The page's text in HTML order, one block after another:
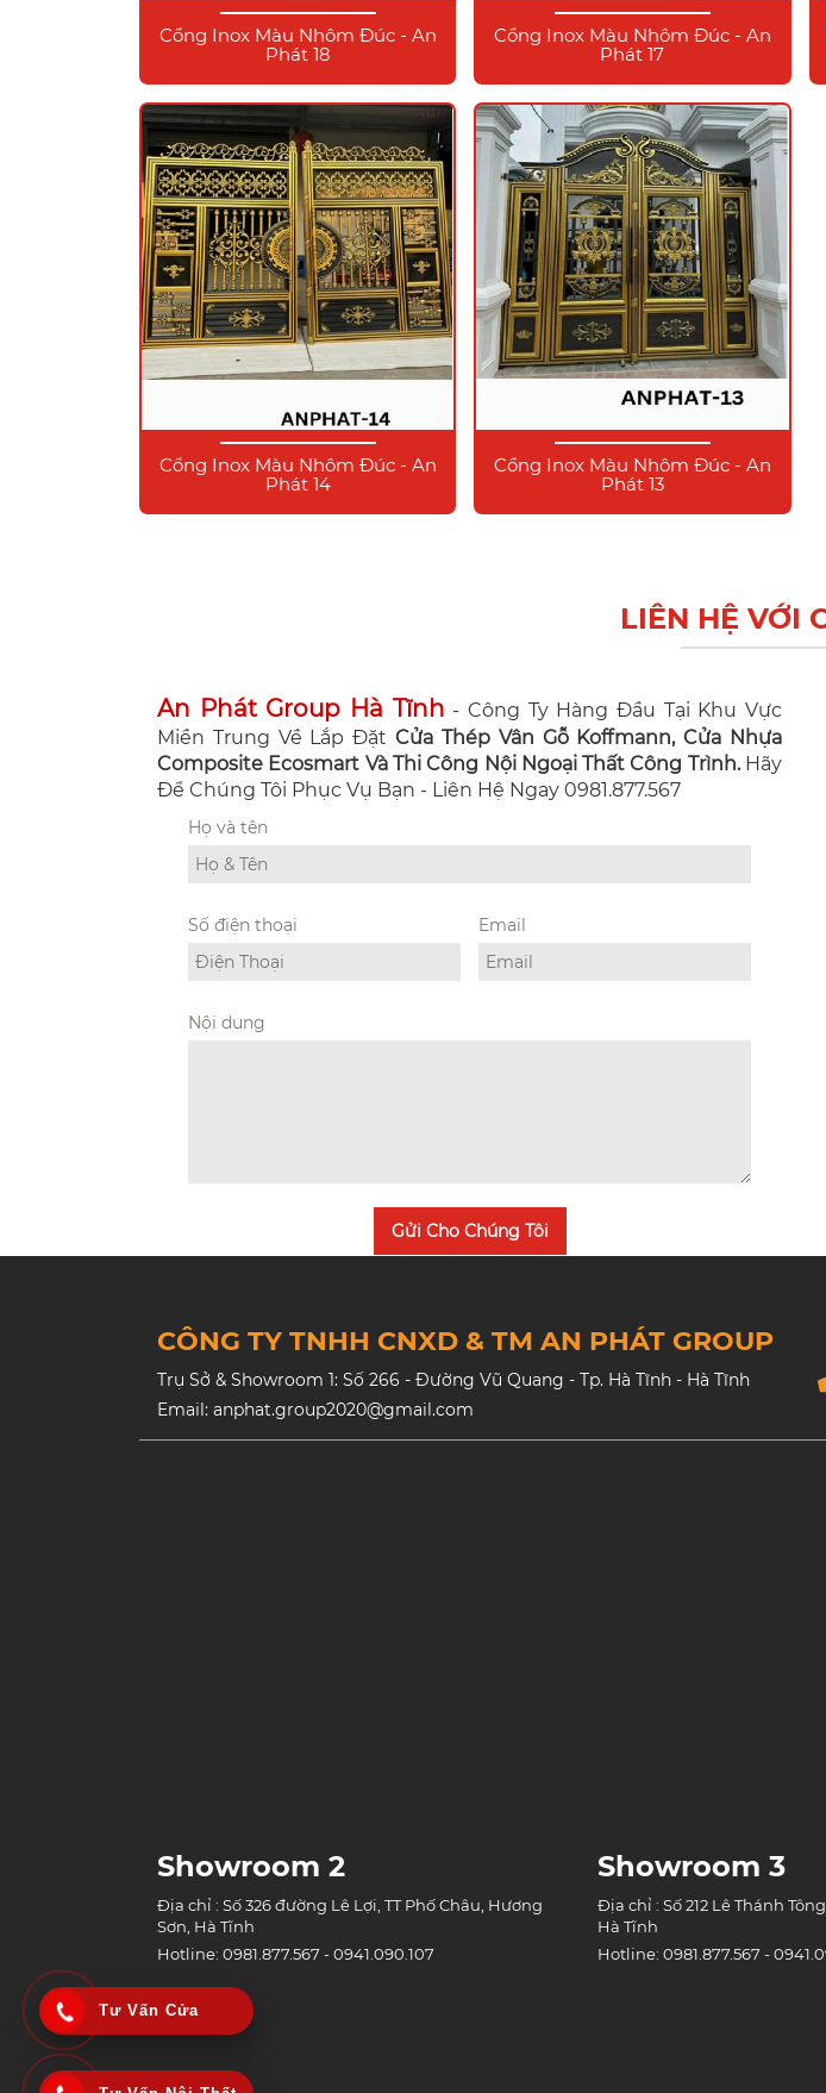
Cổng Inox Màu Nhôm Đúc - An
Phát 18
Cổng Inox Màu Nhôm Đúc - An
Phát 17
Cổng Inox Màu Nhôm Đúc - An
Phát 14
Cổng Inox Màu Nhôm Đúc - An
Phát 13
LIÊN HỆ VỚI
An Phát Group Hà Tĩnh - Công Ty Hàng Đầu Tại Khu Vực
Miền Trung Về Lắp ĐặtCửa Thép Vân Gỗ Koffmann, Cửa Nhựa
Composite Ecosmart Và Thi Công Nội Ngoại Thất Công Trình. Hãy
Để Chúng Tôi Phục Vụ Bạn - Liên Hệ Ngay 0981.877.567
Họ và tên
Số điện thoại Email
Nội dung
Gửi Cho Chúng Tôi
CÔNG TY TNHH CNXD & TM AN PHÁT GROUP
Trụ Sở & Showroom 1: Số 266 - Đường Vũ Quang - Tp. Hà Tĩnh - Hà Tĩnh
Email: anphat.group2020@gmail.com
Showroom 2
Địa chỉ : Số 326 đường Lê Lợi, TT Phố Châu, Hương
Sơn, Hà Tĩnh
Hotline: 0981.877.567 - 0941.090.107
Showroom 3
Địa chỉ : Số 212 Lê Thánh
Hà Tĩnh
Hotline: 0981.877.567 -
Tư Vấn Cửa